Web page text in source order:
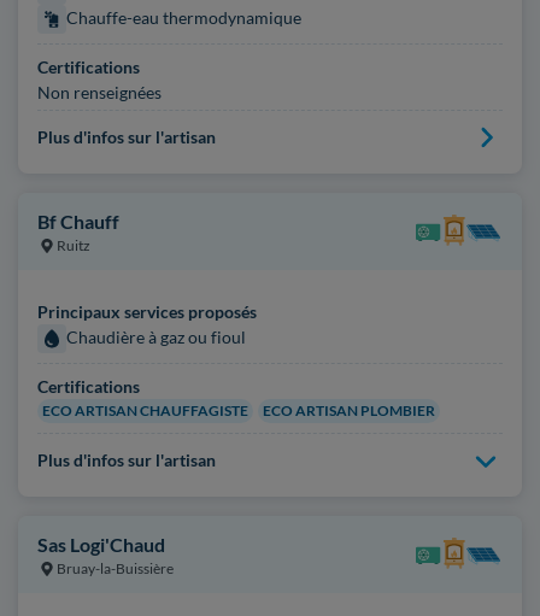
Chauffe-eau thermodynamique
Certifications
Non renseignées
Plus d'infos sur l'artisan
Bf Chauff
Ruitz
Principaux services proposés
Chaudière à gaz ou fioul
Certifications
ECO ARTISAN CHAUFFAGISTE ECO ARTISAN PLOMBIER
Plus d'infos sur l'artisan
Sas Logi'Chaud
Bruay-la-Buissière